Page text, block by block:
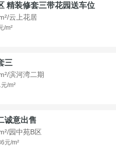
精装修套三带花园送车位
云上花居
/m²
三
滨河湾二期
/m²
诚意出售
园中苑B区
元/m²